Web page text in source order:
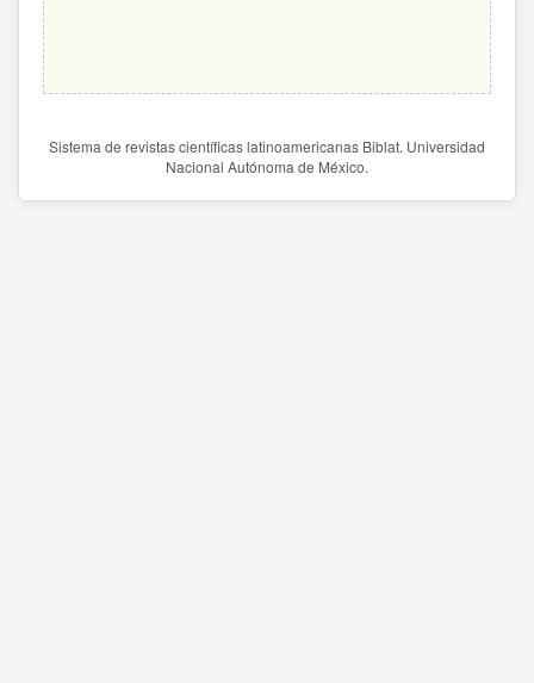
Sistema de revistas científicas latinoamericanas Biblat. Universidad
Nacional Autónoma de México.